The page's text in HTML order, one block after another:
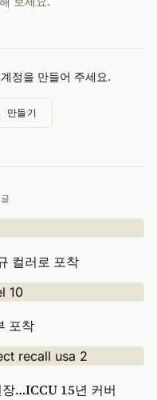
정을 만들어 주세요.
만들기
컬러로 포착
포착
장…ICCU 15년 커버